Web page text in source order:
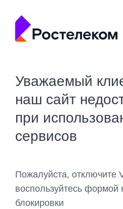
Уважаемый
наш сайт
при
сервисов
Пожалуйста, отключите
воспользуйтесь формой
блокировки